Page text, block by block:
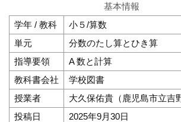
基本情報
学年 / 教科
小５/算数
単元
分数のたし算とひき算
指導要領
A 数と計算
教科書会社
学校図書
授業者
大久保佑貴（鹿児島市立吉
投稿日
2025年9月30日